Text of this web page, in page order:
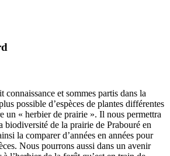
connaissance et sommes partis dans la
possible d’espèces de plantes différentes
un « herbier de prairie ». Il nous permettra
biodiversité de la prairie de Prabouré en
la comparer d’années en années pour
Nous pourrons aussi dans un avenir